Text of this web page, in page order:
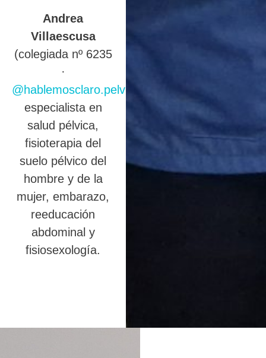
Andrea
Villaescusa
(colegiada nº 6235
·
@hablemosclaro.pelvic
),
especialista en
salud pélvica,
fisioterapia del
suelo pélvico del
hombre y de la
mujer, embarazo,
reeducación
abdominal y
fisiosexología.